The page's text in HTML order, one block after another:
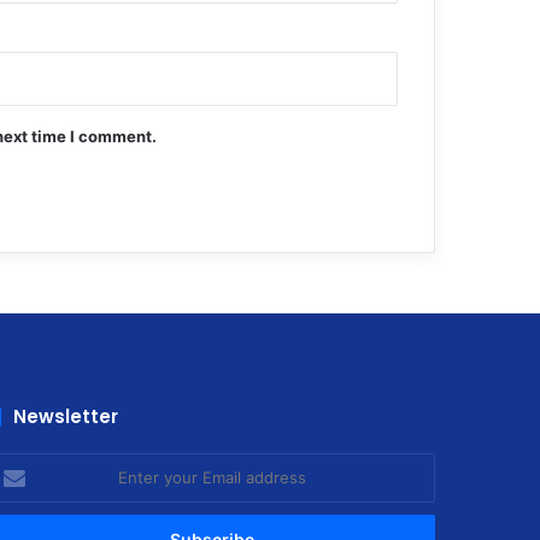
time I comment.
Newsletter